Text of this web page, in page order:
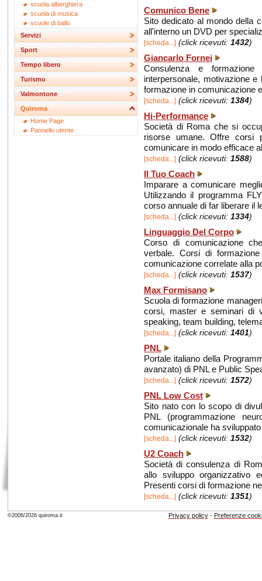
scuola alberghiera
scuola di musica
scuole di ballo
Servizi
Sport
Tempo libero
Turismo
Valmontone
Quiroma
Home Page
Pannello utente
Comunico Bene
Sito dedicato al mondo della
all'interno un DVD per
[scheda...] (click ricevuti: 1432)
Giancarlo Fornei
Consulenza e
interpersonale, motivazione
formazione in comunicazione
[scheda...] (click ricevuti: 1384)
Hi-Performance
Società di Roma che si
risorse umane. Offre corsi
comunicare in modo efficace
[scheda...] (click ricevuti: 1588)
Il Tuo Coach
Imparare a comunicare
Utilizzando il programma
corso annuale di far liberare il
[scheda...] (click ricevuti: 1334)
Linguaggio Del Corpo
Corso di comunicazione
verbale. Corsi di
comunicazione correlate alla
[scheda...] (click ricevuti: 1537)
Max Formisano
Scuola di formazione
corsi, master e seminari di
speaking, team building,
[scheda...] (click ricevuti: 1401)
PNL
Portale italiano della
avanzato) di PNL e Public
[scheda...] (click ricevuti: 1572)
PNL Low Cost
Sito nato con lo scopo di
PNL (programmazione
comunicazionale ha
[scheda...] (click ricevuti: 1532)
U2 Coach
Società di consulenza di
allo sviluppo organizzativo
Presenti corsi di formazione
[scheda...] (click ricevuti: 1351)
Privacy policy- Preferenze
©2006/2026 quiroma.it